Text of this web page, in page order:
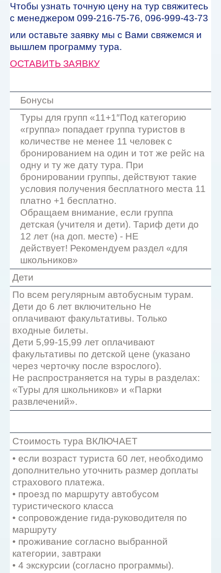
Чтобы узнать точную цену на тур свяжитесь
с менеджером 099-216-75-76, 096-999-43-73
или оставьте заявку мы с Вами свяжемся и
вышлем программу тура.
ОСТАВИТЬ ЗАЯВКУ
Бонусы
Туры для групп «11+1″Под категорию
«группа» попадает группа туристов в
количестве не менее 11 человек с
бронированием на один и тот же рейс на
одну и ту же дату тура. При
бронировании группы, действуют такие
условия получения бесплатного места 11
платно +1 бесплатно.
Обращаем внимание, если группа
детская (учителя и дети). Тариф дети до
12 лет (на доп. месте) - НЕ
действует! Рекомендуем раздел «для
школьников»
Дети
По всем регулярным автобусным турам.
Дети до 6 лет включительно Не
оплачивают факультативы. Только
входные билеты.
Дети 5,99-15,99 лет оплачивают
факультативы по детской цене (указано
через черточку после взрослого).
Не распространяется на туры в разделах:
«Туры для школьников» и «Парки
развлечений».
Стоимость тура ВКЛЮЧАЕТ
• если возраст туриста 60 лет, необходимо
дополнительно уточнить размер доплаты
страхового платежа.
• проезд по маршруту автобусом
туристического класса
• сопровождение гида-руководителя по
маршруту
• проживание согласно выбранной
категории, завтраки
• 4 экскурсии (согласно программы).